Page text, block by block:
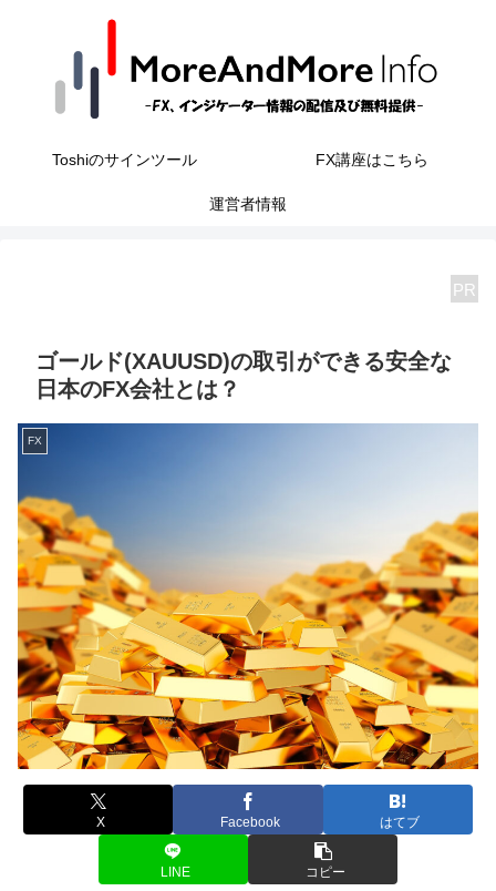
Toshiのサインツール FX講座はこちら
運営者情報
PR
ゴールド(XAUUSD)の取引ができる安全な
日本のFX会社とは？
FX
X Facebook はてブ
LINE コピー